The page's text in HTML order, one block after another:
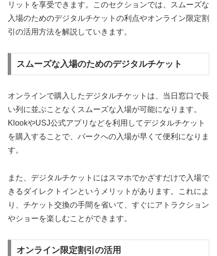
リットを享受できます。このセクションでは、スムーズな
入場のためのデジタルチケットの利点やオンライン限定割
引の活用方法を解説していきます。
スムーズな入場のためのデジタルチケット
オンラインで購入したデジタルチケットは、当日窓口で長
い列に並ぶことなくスムーズな入場が可能になります。
KlookやUSJ公式アプリなどを利用してデジタルチケット
を購入することで、パークへの入場が早くて便利になりま
す。
また、デジタルチケットにはスマホでかざすだけで入場で
きるダイレクトインというメリットがあります。これによ
り、チケット交換の手間を省いて、すぐにアトラクション
やショーを楽しむことができます。
オンライン限定割引の活用